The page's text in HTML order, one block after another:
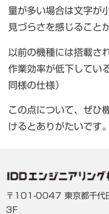
量が多い場合は文字が
見づらさを感じること
以前の機種には搭載さ
作業効率が低下してい
同様の仕様）
この点について、ぜひ
けるとありがたいです。
〒101-0047 東京都千代
3F